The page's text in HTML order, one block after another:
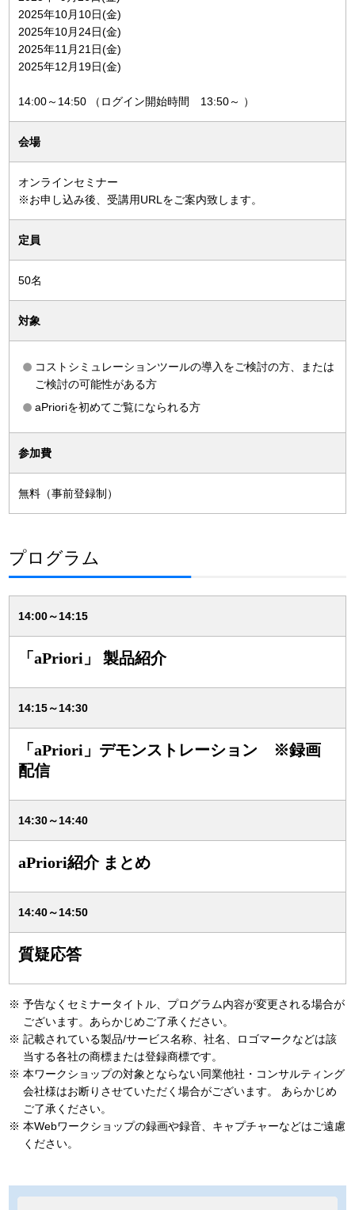
2025年10月10日(金)
2025年10月24日(金)
2025年11月21日(金)
2025年12月19日(金)
14:00～14:50 （ログイン開始時間 13:50～ ）
会場
オンラインセミナー
※お申し込み後、受講用URLをご案内致します。
定員
50名
対象
コストシミュレーションツールの導入をご検討の方、または
ご検討の可能性がある方
aPrioriを初めてご覧になられる方
参加費
無料（事前登録制）
プログラム
14:00～14:15
「aPriori」 製品紹介
14:15～14:30
「aPriori」デモンストレーション ※録画
配信
14:30～14:40
aPriori紹介 まとめ
14:40～14:50
質疑応答
※ 予告なくセミナータイトル、プログラム内容が変更される場合が
ございます。あらかじめご了承ください。
※ 記載されている製品/サービス名称、社名、ロゴマークなどは該
当する各社の商標または登録商標です。
※ 本ワークショップの対象とならない同業他社・コンサルティング
会社様はお断りさせていただく場合がございます。
あらかじめ
ご了承ください。
※ 本Webワークショップの録画や録音、キャプチャーなどはご遠慮
ください。